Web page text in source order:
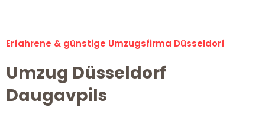
Erfahrene & günstige Umzugsfirma Düsseldorf
Umzug Düsseldorf
Daugavpils